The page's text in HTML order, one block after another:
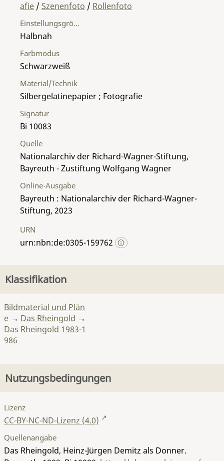
Material/Technik
Silbergelatinepapier ; Fotografie
Einstellungsgröße
Halbnah
Farbmodus
Schwarzweiß
Signatur
Bi 10083
Quelle
Nationalarchiv der Richard-Wagner-Stiftung,
Bayreuth - Zustiftung Wolfgang Wagner
afie / Szenenfoto / Rollenfoto
Online-Ausgabe
Bayreuth : Nationalarchiv der Richard-Wagner-
Stiftung, 2023
URN
urn:nbn:de:0305-159762
Klassifikation
Bildmaterial und Plän
e → Das Rheingold →
Das Rheingold 1983-1
986
Nutzungsbedingungen
Lizenz
CC-BY-NC-ND-Lizenz (4.0)
Quellenangabe
Das Rheingold, Heinz-Jürgen Demitz als Donner.